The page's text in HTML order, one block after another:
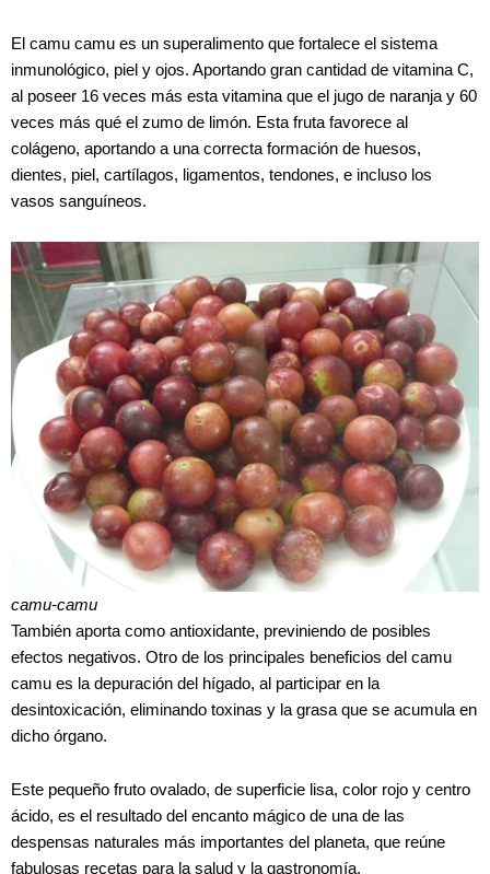
El camu camu es un superalimento que fortalece el sistema
inmunológico, piel y ojos. Aportando gran cantidad de vitamina C,
al poseer 16 veces más esta vitamina que el jugo de naranja y 60
veces más qué el zumo de limón. Esta fruta favorece al
colágeno, aportando a una correcta formación de huesos,
dientes, piel, cartílagos, ligamentos, tendones, e incluso los
vasos sanguíneos.
camu-camu
También aporta como antioxidante, previniendo de posibles
efectos negativos. Otro de los principales beneficios del camu
camu es la depuración del hígado, al participar en la
desintoxicación, eliminando toxinas y la grasa que se acumula en
dicho órgano.
Este pequeño fruto ovalado, de superficie lisa, color rojo y centro
ácido, es el resultado del encanto mágico de una de las
despensas naturales más importantes del planeta, que reúne
fabulosas recetas para la salud y la gastronomía.